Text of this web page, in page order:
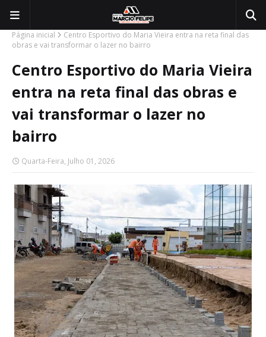
Página inicial
Centro Esportivo do Maria Vieira entra na reta final das
obras e vai transformar o lazer no bairro
Centro Esportivo do Maria Vieira
entra na reta final das obras e
vai transformar o lazer no
bairro
Quarta-Feira, Julho 01, 2026